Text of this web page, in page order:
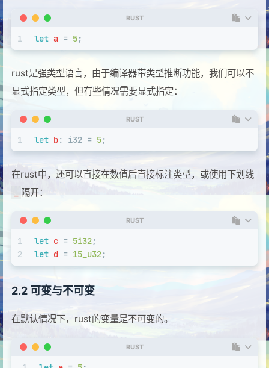
RUST
1 let a = 5;
rust是强类型语言，由于编译器带类型推断功能，我们可以不
显式指定类型，但有些情况需要显式指定：
RUST
1 let b: i32 = 5;
在rust中，还可以直接在数值后直接标注类型，或使用下划线
隔开：
RUST
1
2
let c = 5i32;
let d = 15_u32;
2.2 可变与不可变
在默认情况下，rust的变量是不可变的。
RUST